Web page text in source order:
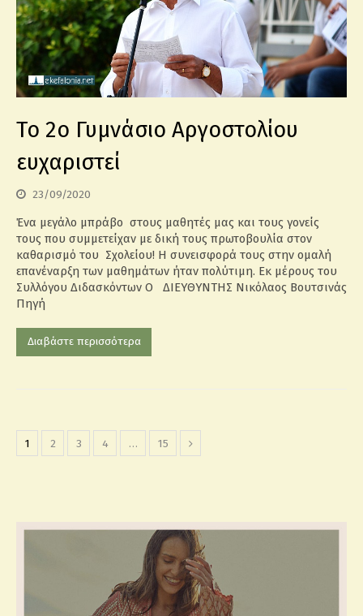
Το 2ο Γυμνάσιο Αργοστολίου
ευχαριστεί
23/09/2020
Ένα μεγάλο μπράβο στους μαθητές μας και τους γονείς
τους που συμμετείχαν με δική τους πρωτοβουλία στον
καθαρισμό του Σχολείου! Η συνεισφορά τους στην ομαλή
επανέναρξη των μαθημάτων ήταν πολύτιμη. Εκ μέρους του
Συλλόγου Διδασκόντων Ο ΔΙΕΥΘΥΝΤΗΣ Νικόλαος Βουτσινάς
Πηγή
Διαβάστε περισσότερα
1 2 3 4 … 15